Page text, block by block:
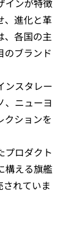
インが特徴
、進化と革
、各国の主
のブランド
ンスタレー
、ニューヨ
クションを
プロダクト
構える旗艦
れていま